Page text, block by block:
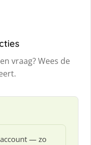
vraag? Wees de
account — zo